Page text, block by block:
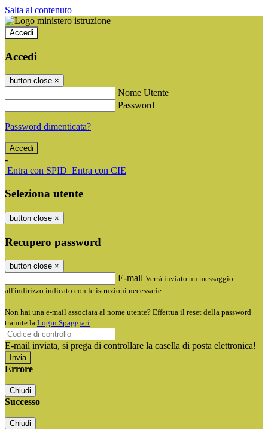
Salta al contenuto
Accedi
Accedi
button close ×
Nome Utente
Password
Password dimenticata?
-
Entra con SPID Entra con CIE
Seleziona utente
button close ×
Recupero password
button close ×
E-mail Verrà inviato un messaggio
all'indirizzo indicato con le istruzioni necessarie.
Non hai una e-mail associata al nome utente? Effettua il reset della password
tramite la Login Spaggiari
E-mail inviata, si prega di controllare la casella di posta elettronica!
Errore
Chiudi
Successo
Chiudi